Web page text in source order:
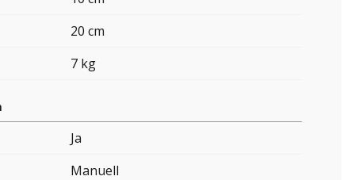
20 cm
7 kg
Ja
Manuell